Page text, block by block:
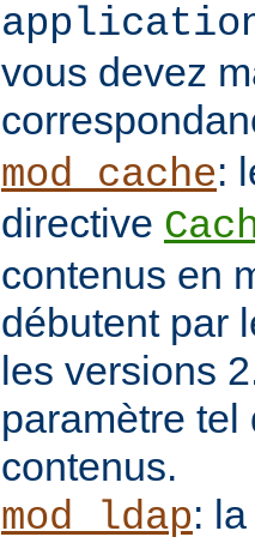
vous devez
mod_cache:
directive
contenus en
débutent par
les versions
paramètre tel
contenus.
mod_ldap: